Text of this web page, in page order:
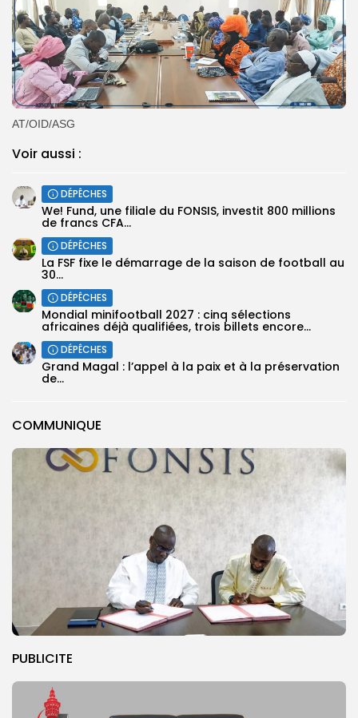
COMMUNIQUE
PUBLICITE
AT/OID/ASG
Voir aussi :
DÉPÊCHES
We! Fund, une filiale du FONSIS, investit 800 millions
de francs CFA...
DÉPÊCHES
‎La FSF fixe le démarrage de la saison de football au
30...
DÉPÊCHES
‎Mondial minifootball 2027 : cinq sélections
africaines déjà qualifiées, trois billets encore...
DÉPÊCHES
Grand Magal : l’appel à la paix et à la préservation
de...